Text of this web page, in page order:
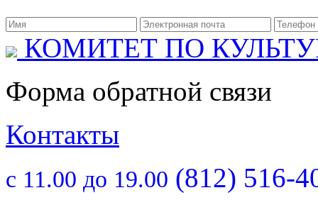
КОМИТЕТ ПО
Форма обратной связи
Контакты
с 11.00 до 19.00 (812) 516-